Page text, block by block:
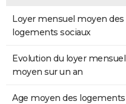
Loyer mensuel moyen des
logements sociaux
Evolution du loyer mensuel
moyen sur un an
Age moyen des logements